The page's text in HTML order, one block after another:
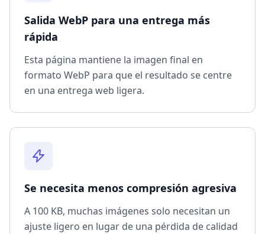
Salida WebP para una entrega más
rápida
Esta página mantiene la imagen final en
formato WebP para que el resultado se centre
en una entrega web ligera.
Se necesita menos compresión agresiva
A 100 KB, muchas imágenes solo necesitan un
ajuste ligero en lugar de una pérdida de calidad